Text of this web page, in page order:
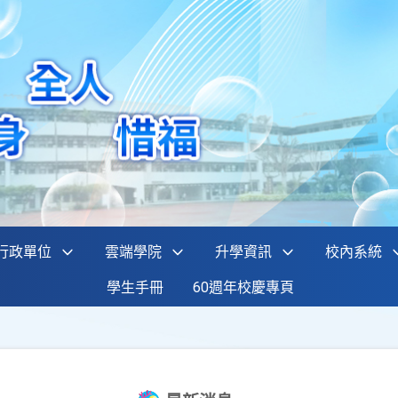
政單位 雲端學院 升學資訊 校內系統
學生手冊 60週年校慶專頁